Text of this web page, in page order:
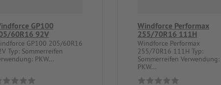
GP100
60R16 92V
GP100 205/60R16
Typ: Sommerreifen
PKW...
Windforce Performax
255/70R16 111H
Windforce Performax
255/70R16 111H Typ:
Sommerreifen Verwendung:
PKW...